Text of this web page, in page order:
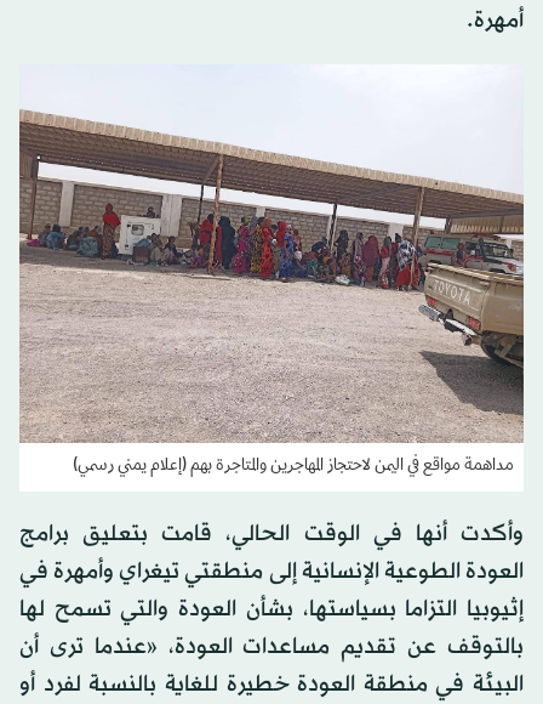
أمهرة.
مداهمة مواقع في اليمن لاحتجاز المهاجرين والمتاجرة بهم (إعلام يمني رسمي)
وأكدت أنها في الوقت الحالي، قامت بتعليق برامج
العودة الطوعية الإنسانية إلى منطقتي تيغراي وأمهرة في
إثيوبيا التزاما بسياستها، بشأن العودة والتي تسمح لها
بالتوقف عن تقديم مساعدات العودة، «عندما ترى أن
البيئة في منطقة العودة خطيرة للغاية بالنسبة لفرد أو